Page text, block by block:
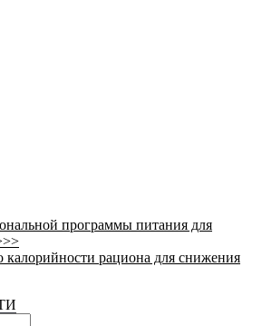
программы питания для
калорийности рациона для снижения